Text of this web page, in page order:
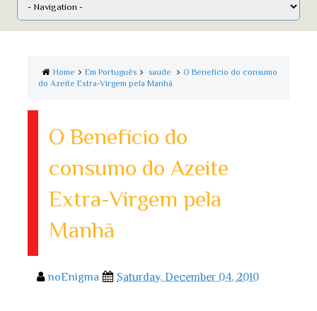
Home Em Português saude
O Benefício do consumo
do Azeite Extra-Virgem pela Manhã
O Benefício do
consumo do Azeite
Extra-Virgem pela
Manhã
noEnigma Saturday, December 04, 2010